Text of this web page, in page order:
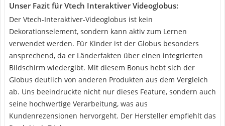
Unser Fazit für Vtech Interaktiver Videoglobus:
Der Vtech-Interaktiver-Videoglobus ist kein
Dekorationselement, sondern kann aktiv zum Lernen
verwendet werden. Für Kinder ist der Globus besonders
ansprechend, da er Länderfakten über einen integrierten
Bildschirm wiedergibt. Mit diesem Bonus hebt sich der
Globus deutlich von anderen Produkten aus dem Vergleich
ab. Uns beeindruckte nicht nur dieses Feature, sondern auch
seine hochwertige Verarbeitung, was aus
Kundenrezensionen hervorgeht. Der Hersteller empfiehlt das